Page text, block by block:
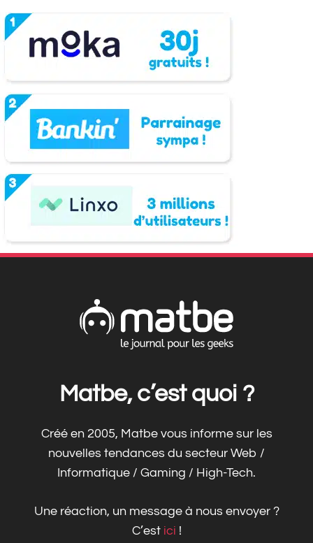
Matbe, c’est quoi ?
Créé en 2005, Matbe vous informe sur les
nouvelles tendances du secteur Web /
Informatique / Gaming / High-Tech.
Une réaction, un message à nous envoyer ?
C’est ici !